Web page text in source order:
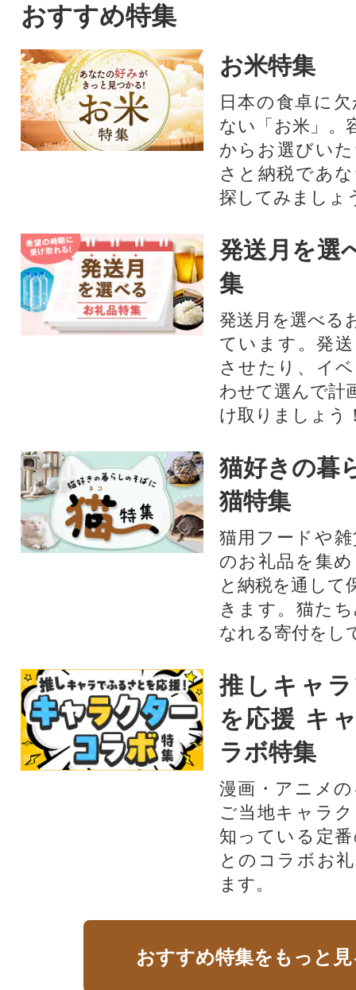
おすすめ特集
お米特集
日本の食卓に
ない「お米」。
からお選びい
さと納税であ
探してみましょ
発送月を選
集
発送月を選べる
ています。発
させたり、イ
わせて選んで計
け取りましょう
猫好きの暮
猫特集
猫用フードや
のお礼品を集
と納税を通して
きます。猫た
なれる寄付をし
推しキャ
を応援 キ
ラボ特集
漫画・アニメ
ご当地キャラ
知っている定
とのコラボお
ます。​
おすすめ特集をもっと